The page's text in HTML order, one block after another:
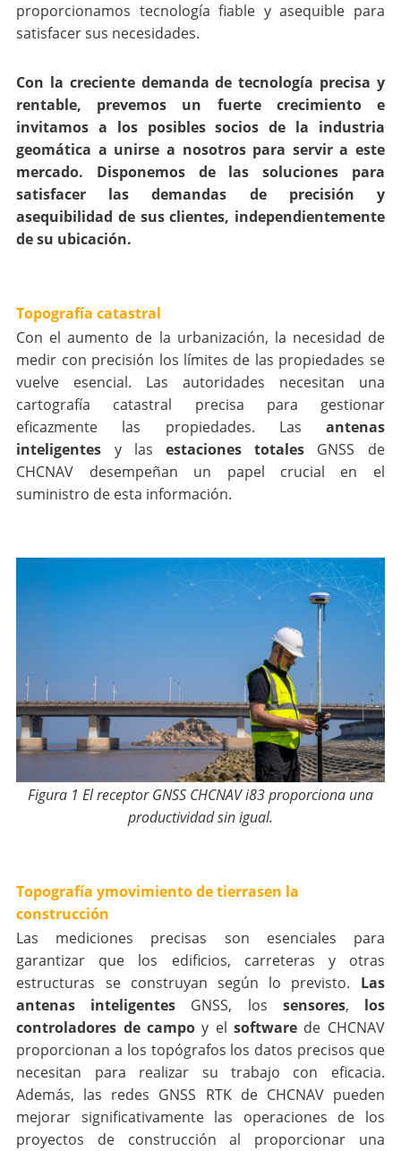
proporcionamos tecnología fiable y asequible para
satisfacer sus necesidades.
Con la creciente demanda de tecnología precisa y
rentable, prevemos un fuerte crecimiento e
invitamos a los posibles socios de la industria
geomática a unirse a nosotros para servir a este
mercado. Disponemos de las soluciones para
satisfacer las demandas de precisión y
asequibilidad de sus clientes, independientemente
de su ubicación.
Topografía catastral
Con el aumento de la urbanización, la necesidad de
medir con precisión los límites de las propiedades se
vuelve esencial. Las autoridades necesitan una
cartografía catastral precisa para gestionar
eficazmente las propiedades. Las antenas
inteligentes y las estaciones totales GNSS de
CHCNAV desempeñan un papel crucial en el
suministro de esta información.
Figura 1 El receptor GNSS CHCNAV i83 proporciona una
productividad sin igual.
Topografía ymovimiento de tierrasen la
construcción
Las mediciones precisas son esenciales para
garantizar que los edificios, carreteras y otras
estructuras se construyan según lo previsto. Las
antenas inteligentes GNSS, los sensores, los
controladores de campo y el software de CHCNAV
proporcionan a los topógrafos los datos precisos que
necesitan para realizar su trabajo con eficacia.
Además, las redes GNSS RTK de CHCNAV pueden
mejorar significativamente las operaciones de los
proyectos de construcción al proporcionar una